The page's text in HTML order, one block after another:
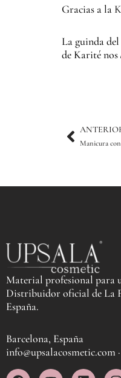
Gracias a la
La guinda
de Karité nos
Ant
Manicura
Material profesional para
Distribuidor oficial de La
España.
Barcelona, España
info@upsalacosmetic.com
F Y L I